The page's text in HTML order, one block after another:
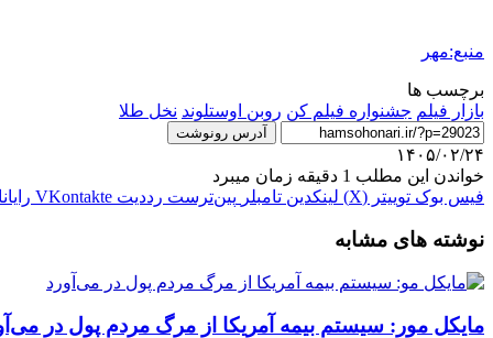
منبع:مهر
برچسب ها
بازار فیلم جشنواره فیلم کن روبن اوستلوند نخل طلا
آدرس رونوشت
۱۴۰۵/۰۲/۲۴
خواندن این مطلب 1 دقیقه زمان میبرد
فیس بوک توییتر (X) لینکدین ‫تامبلر ‫پین‌ترست ‫رددیت ‫VKontakte
نوشته های مشابه
مایکل مور: سیستم بیمه آمریکا از مرگ مردم پول در